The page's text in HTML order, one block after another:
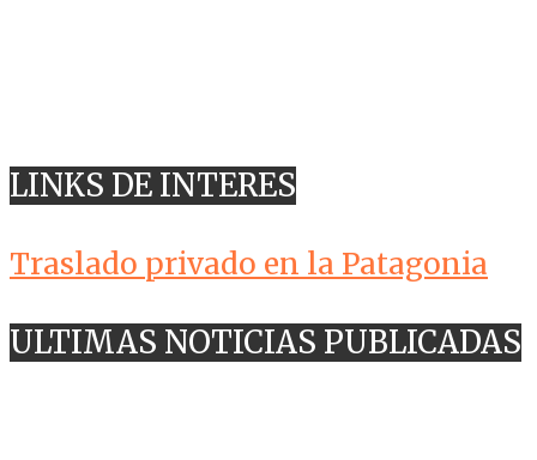
LINKS DE INTERES
Traslado privado en la Patagonia
ULTIMAS NOTICIAS PUBLICADAS